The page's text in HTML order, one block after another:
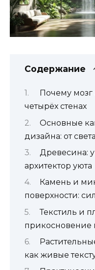
Содержание
Почему
четырёх стенах
Основные
дизайна: от
Древесина:
архитектор уюта
Камень и
поверхности:
Текстиль и
как живые